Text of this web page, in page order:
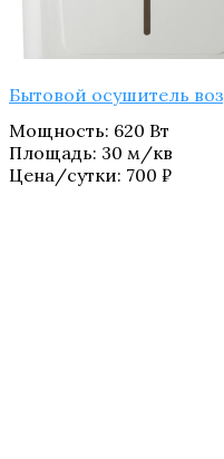
Бытовой осушитель
Мощность: 620 Вт
Площадь: 30 м/кв
Цена/сутки: 700 ₽